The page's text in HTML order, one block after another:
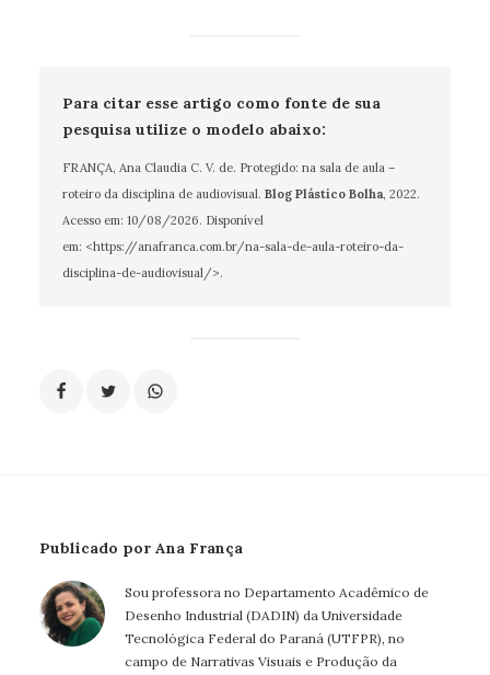
Para citar esse artigo como fonte de sua
pesquisa utilize o modelo abaixo:
FRANÇA, Ana Claudia C. V. de. Protegido: na sala de aula –
roteiro da disciplina de audiovisual. Blog Plástico Bolha, 2022.
Acesso em: 10/08/2026. Disponível
em: <https://anafranca.com.br/na-sala-de-aula-roteiro-da-
disciplina-de-audiovisual/>.
Publicado por Ana França
Sou professora no Departamento Acadêmico de
Desenho Industrial (DADIN) da Universidade
Tecnológica Federal do Paraná (UTFPR), no
campo de Narrativas Visuais e Produção da